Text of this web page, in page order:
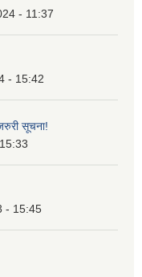
- 11:37
- 15:42
सूचना!
- 15:45